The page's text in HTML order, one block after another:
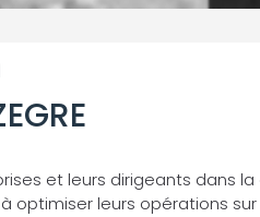
et leurs dirigeants dans
optimiser leurs opérations